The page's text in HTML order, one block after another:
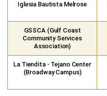
Iglesia Bautista Melrose
GSSCA (Gulf Coast
Community Services
Association)
La Tiendita - Tejano Center
(Broadway Campus)